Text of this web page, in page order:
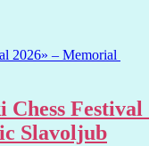
Festival
Slavoljub